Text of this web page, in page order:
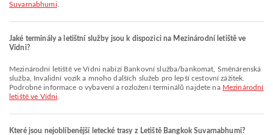
Suvarnabhumi
Jaké terminály a letištní služby jsou k dispozici na Mezinárodní letiště ve
Vídni?
Mezinárodní letiště ve Vídni nabízí Bankovní služba/bankomat, Směnárenská
služba, Invalidní vozík a mnoho dalších služeb pro lepší cestovní zážitek.
Podrobné informace o vybavení a rozložení terminálů najdete na Mezinárodní
letiště ve Vídni
Které jsou nejoblíbenější letecké trasy z Letiště Bangkok Suvarnabhumi?